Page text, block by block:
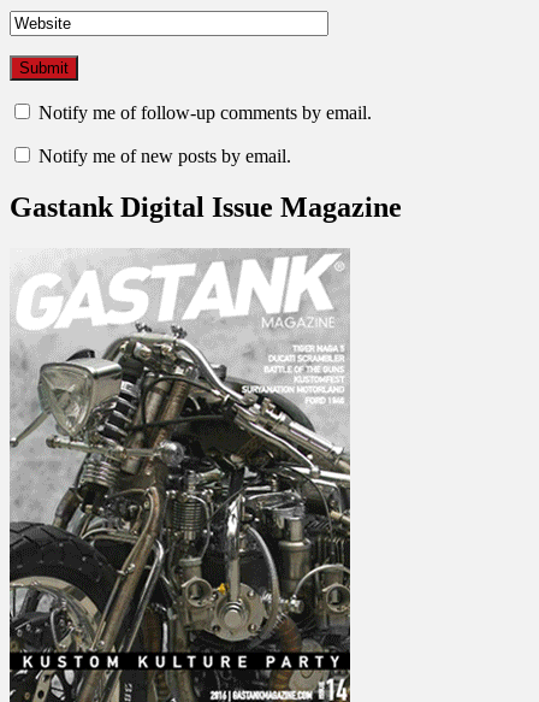
Notify me of follow-up comments by email.
Notify me of new posts by email.
Gastank Digital Issue Magazine